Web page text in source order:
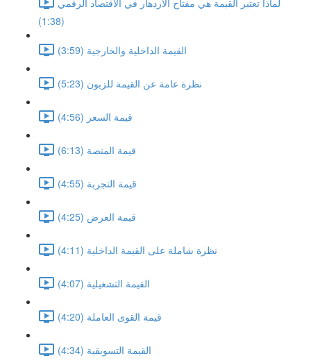
(1:38)
القيمة الداخلية والخارجية (3:59)
نظرة عامة عن القيمة للزبون (5:23)
قيمة السعر (4:56)
قيمة المنصة (6:13)
قيمة التجربة (4:55)
قيمة العرض (4:25)
نظرة شاملة على القيمة الداخلية (4:11)
القيمة التشغيلية (4:07)
قيمة القوى العاملة (4:20)
القيمة التسويقية (4:34)